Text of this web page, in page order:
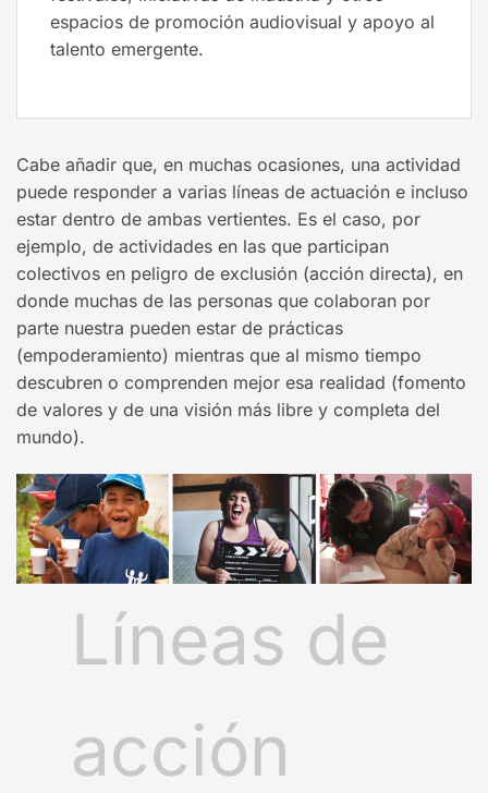
espacios de promoción audiovisual y apoyo al
talento emergente.
Cabe añadir que, en muchas ocasiones, una actividad
puede responder a varias líneas de actuación e incluso
estar dentro de ambas vertientes. Es el caso, por
ejemplo, de actividades en las que participan
colectivos en peligro de exclusión (acción directa), en
donde muchas de las personas que colaboran por
parte nuestra pueden estar de prácticas
(empoderamiento) mientras que al mismo tiempo
descubren o comprenden mejor esa realidad (fomento
de valores y de una visión más libre y completa del
mundo).
Líneas de
acción